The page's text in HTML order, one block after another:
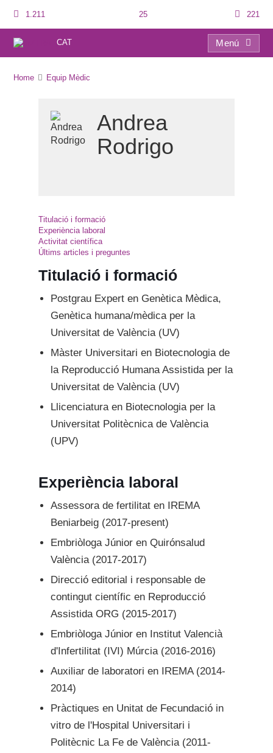
1.211 25 221
CAT
Menú
Home Equip Mèdic
Andrea
Rodrigo
Titulació i formació
Experiència laboral
Activitat científica
Últims articles i preguntes
Titulació i formació
Postgrau Expert en Genètica Mèdica,
Genètica humana/mèdica per la
Universitat de València (UV)
Màster Universitari en Biotecnologia de
la Reproducció Humana Assistida per la
Universitat de València (UV)
Llicenciatura en Biotecnologia per la
Universitat Politècnica de València
(UPV)
Experiència laboral
Assessora de fertilitat en IREMA
Beniarbeig (2017-present)
Embriòloga Júnior en Quirónsalud
València (2017-2017)
Direcció editorial i responsable de
contingut científic en Reproducció
Assistida ORG (2015-2017)
Embriòloga Júnior en Institut Valencià
d'Infertilitat (IVI) Múrcia (2016-2016)
Auxiliar de laboratori en IREMA (2014-
2014)
Pràctiques en Unitat de Fecundació in
vitro de l'Hospital Universitari i
Politècnic La Fe de València (2011-